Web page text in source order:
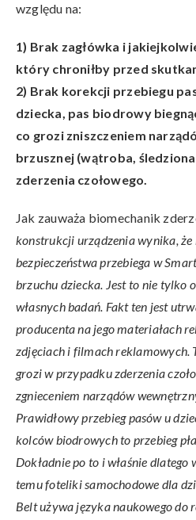
względu na:
1) Brak zagłówka i
który chroniłby przed
2) Brak korekcji przebiegu
dziecka, pas biodrowy
co grozi zniszczeniem
brzusznej (wątroba,
zderzenia czołowego.
Jak zauważa biomechanik
konstrukcji urządzenia wynika, że
bezpieczeństwa przebiega w
brzuchu dziecka. Jest to nie tylko
własnych badań. Fakt ten jest
producenta na jego materiałach
zdjęciach i filmach reklamowych.
grozi w przypadku zderzenia
zgnieceniem narządów
Prawidłowy przebieg pasów u
kolców biodrowych to przebieg
Dokładnie po to i właśnie
temu foteliki samochodowe dla
Belt używa języka naukowego do